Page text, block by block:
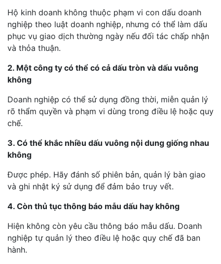
Hộ kinh doanh không thuộc phạm vi con dấu doanh
nghiệp theo luật doanh nghiệp, nhưng có thể làm dấu
phục vụ giao dịch thường ngày nếu đối tác chấp nhận
và thỏa thuận.
2. Một công ty có thể có cả dấu tròn và dấu vuông
không
Doanh nghiệp có thể sử dụng đồng thời, miễn quản lý
rõ thẩm quyền và phạm vi dùng trong điều lệ hoặc quy
chế.
3. Có thể khắc nhiều dấu vuông nội dung giống nhau
không
Được phép. Hãy đánh số phiên bản, quản lý bàn giao
và ghi nhật ký sử dụng để đảm bảo truy vết.
4. Còn thủ tục thông báo mẫu dấu hay không
Hiện không còn yêu cầu thông báo mẫu dấu. Doanh
nghiệp tự quản lý theo điều lệ hoặc quy chế đã ban
hành.